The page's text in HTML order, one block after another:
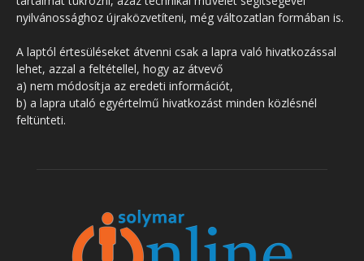
nyilvánossághoz újraközvetíteni, még változatlan formában is.
A laptól értesüléseket átvenni csak a lapra való hivatkozással
lehet, azzal a feltétellel, hogy az átvevő
a) nem módosítja az eredeti információt,
b) a lapra utaló egyértelmű hivatkozást minden közlésnél
feltünteti.